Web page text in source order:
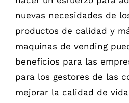
nuevas necesidades de
productos de calidad y
maquinas de vending
beneficios para las
para los gestores de las
mejorar la calidad de